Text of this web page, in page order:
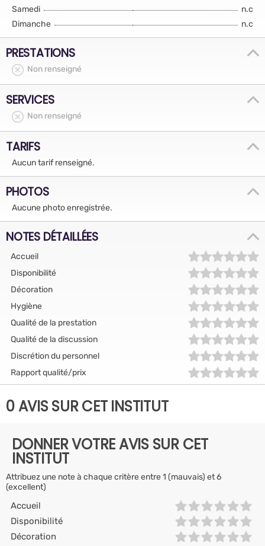
Samedi
n.c
Dimanche
n.c
PRESTATIONS
Non renseigné
SERVICES
Non renseigné
TARIFS
Aucun tarif renseigné.
PHOTOS
Aucune photo enregistrée.
NOTES DÉTAILLÉES
Accueil
Disponibilité
Décoration
Hygiène
Qualité de la prestation
Qualité de la discussion
Discrétion du personnel
Rapport qualité/prix
0 AVIS SUR CET INSTITUT
DONNER VOTRE AVIS SUR CET
INSTITUT
Attribuez une note à chaque critère entre 1 (mauvais) et 6
(excellent)
Accueil
Disponibilité
Décoration